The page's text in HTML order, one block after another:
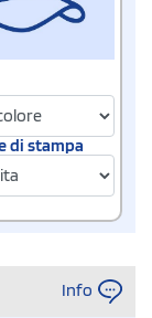
di stampa
Info